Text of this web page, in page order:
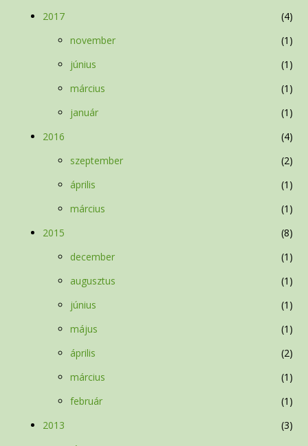
2017
4
november
1
június
1
március
1
január
1
2016
4
szeptember
2
április
1
március
1
2015
8
december
1
augusztus
1
június
1
május
1
április
2
március
1
február
1
2013
3